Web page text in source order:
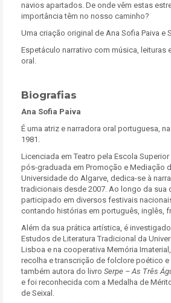
navios apartados. De onde vêm estas
importância têm no nosso caminho?
Uma criação original de Ana Sofia Paiva e
Espetáculo narrativo com música, leituras
oral.
Biografias
Ana Sofia Paiva
É uma atriz e narradora oral portuguesa,
1981.
Licenciada em Teatro pela Escola Superior
pós-graduada em Promoção e Mediação
Universidade do Algarve, dedica-se à
tradicionais desde 2007. Ao longo da sua
participado em diversos festivais
contando histórias em português, inglês,
Além da sua prática artística, é
Estudos de Literatura Tradicional da
Lisboa e na cooperativa Memória
recolha e transcrição de folclore poético e
também autora do livro Serpe – As Três
e foi reconhecida com a Medalha de
de Seixal.